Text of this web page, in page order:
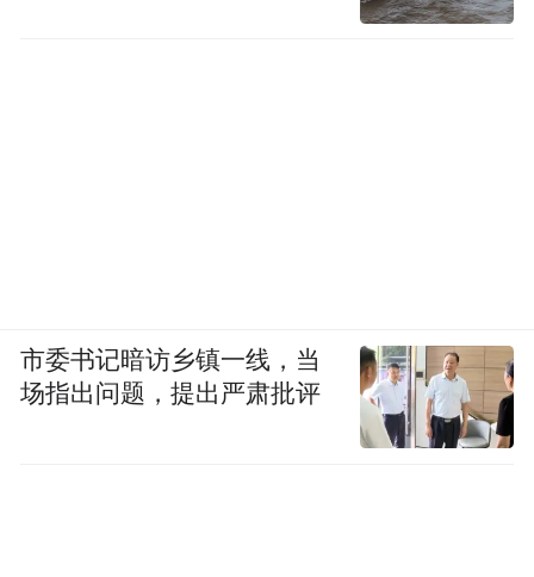
市委书记暗访乡镇一线，当
场指出问题，提出严肃批评